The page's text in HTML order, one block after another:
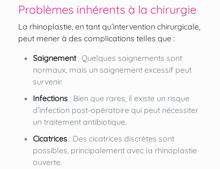
Problèmes inhérents à la chirurgie
La rhinoplastie, en tant qu’intervention chirurgicale,
peut mener à des complications telles que :
Saignement: Quelques saignements sont
normaux, mais un saignement excessif peut
survenir.
Infections: Bien que rares, il existe un risque
d’infection post-opératoire qui peut nécessiter
un traitement antibiotique.
Cicatrices: Des cicatrices discrètes sont
possibles, principalement avec la rhinoplastie
ouverte.